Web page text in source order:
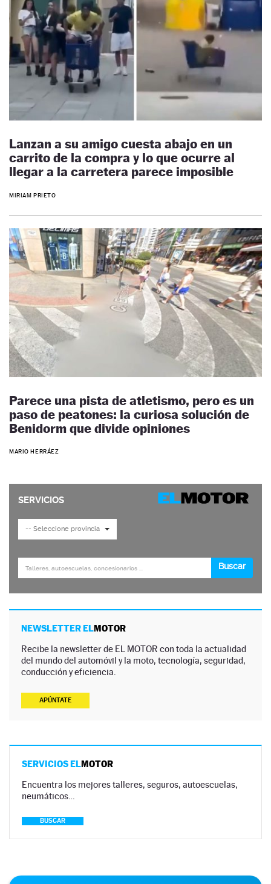
Lanzan a su amigo cuesta abajo en un
carrito de la compra y lo que ocurre al
llegar a la carretera parece imposible
MIRIAM PRIETO
Parece una pista de atletismo, pero es un
paso de peatones: la curiosa solución de
Benidorm que divide opiniones
MARIO HERRÁEZ
NEWSLETTER ELMOTOR
Recibe la newsletter de EL MOTOR con toda la actualidad
del mundo del automóvil y la moto, tecnología, seguridad,
conducción y eficiencia.
APÚNTATE
SERVICIOS ELMOTOR
Encuentra los mejores talleres, seguros, autoescuelas,
neumáticos…
BUSCAR